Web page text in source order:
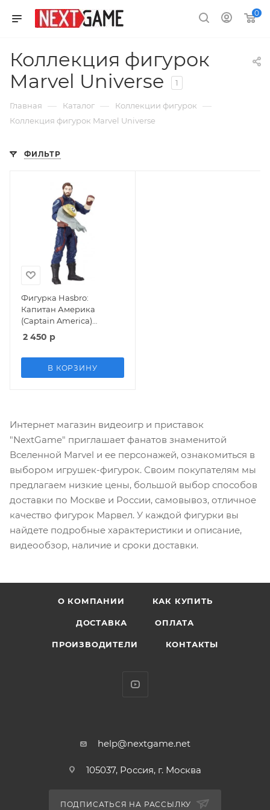
0
Коллекция фигурок
Marvel Universe
1
Главная — Каталог — Коллекции фигурок —
Коллекция фигурок Marvel Universe
ФИЛЬТР
Фигурка Hasbro:
Капитан Америка
(Captain America)
Мстители (Avengers) 15
см
2 450 р
В КОРЗИНУ
Интернет магазин видеоигр и приставок
"NextGame" приглашает фанатов знаменитой
Вселенной Marvel и ее персонажей, ознакомиться в
выбором игрушек-фигурок. Своим покупателям мы
предлагаем низкие цены, большой выбор способов
доставки по Москве и России, самовывоз, отличное
качество фигурок Марвел. У каждой фигурки вы
найдете подробные характеристики и описание,
видеообзор, наличие и сроки доставки.
О КОМПАНИИ КАК КУПИТЬ
ДОСТАВКА ОПЛАТА
ПРОИЗВОДИТЕЛИ КОНТАКТЫ
help@nextgame.net
105037, Россия, г. Москва
ПОДПИСАТЬСЯ НА РАССЫЛКУ